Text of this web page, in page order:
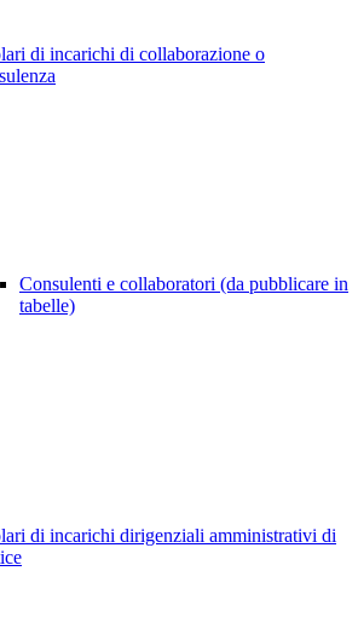
di incarichi di collaborazione o
Consulenti e collaboratori (da pubblicare in
tabelle)
di incarichi dirigenziali amministrativi di